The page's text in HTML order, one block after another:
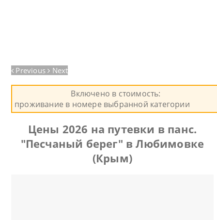
Previous Next
Включено в стоимость:
проживание в номере выбранной категории
Цены 2026 на путевки в панс.
"Песчаный берег" в Любимовке
(Крым)